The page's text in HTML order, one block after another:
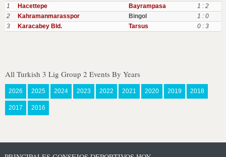
1
Hacettepe Bayrampasa
1 : 2
2
Kahramanmarasspor Bingol
1 : 0
3
Karacabey Bld. Tarsus 0 : 3
All Turkish 3 Lig Group 2 Events By Years
2026 2025 2024 2023 2022 2021 2020 2019 2018
2017 2016